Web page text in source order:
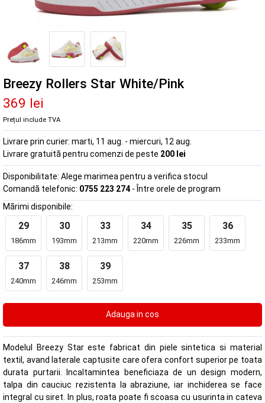
Breezy Rollers Star White/Pink
369 lei
Prețul include TVA
Livrare prin curier: marti, 11 aug. - miercuri, 12 aug.
Livrare gratuită pentru comenzi de peste 200 lei
Disponibilitate: Alege marimea pentru a verifica stocul
Comandă telefonic: 0755 223 274 - Între orele de program
Mărimi disponibile:
29
186mm
30
193mm
33
213mm
34
220mm
35
226mm
36
233mm
37
240mm
38
246mm
39
253mm
Modelul Breezy Star este fabricat din piele sintetica si material
textil, avand laterale captusite care ofera confort superior pe toata
durata purtarii. Incaltamintea beneficiaza de un design modern,
talpa din cauciuc rezistenta la abraziune, iar inchiderea se face
integral cu siret. In plus, roata poate fi scoasa cu usurinta in cateva